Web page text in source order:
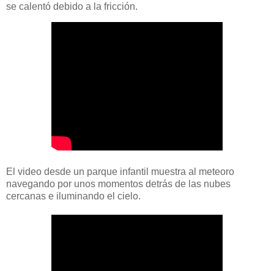
se calentó debido a la fricción.
El video desde un parque infantil muestra al meteoro
navegando por unos momentos detrás de las nubes
cercanas e iluminando el cielo.